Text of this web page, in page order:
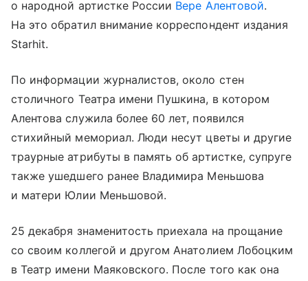
о народной артистке России Вере Алентовой.
На это обратил внимание корреспондент издания
Starhit.
По информации журналистов, около стен
столичного Театра имени Пушкина, в котором
Алентова служила более 60 лет, появился
стихийный мемориал. Люди несут цветы и другие
траурные атрибуты в память об артистке, супруге
также ушедшего ранее Владимира Меньшова
и матери Юлии Меньшовой.
25 декабря знаменитость приехала на прощание
со своим коллегой и другом Анатолием Лобоцким
в Театр имени Маяковского. После того как она